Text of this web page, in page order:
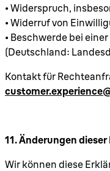
• Widerspruch,
• Widerruf von
• Beschwerde bei
(Deutschland:
Kontakt für
11. Änderungen
Wir können diese